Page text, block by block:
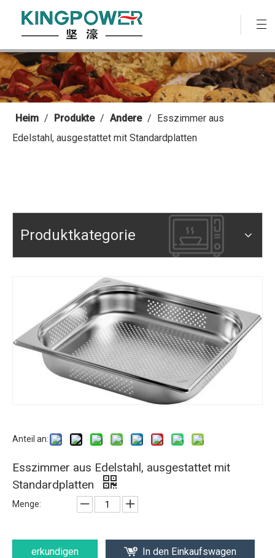
Heim / Produkte / Andere / Esszimmer aus
Edelstahl, ausgestattet mit Standardplatten
Produktkategorie
Anteil an:
Esszimmer aus Edelstahl, ausgestattet mit
Standardplatten
Menge:
erkundigen In den Einkaufswagen